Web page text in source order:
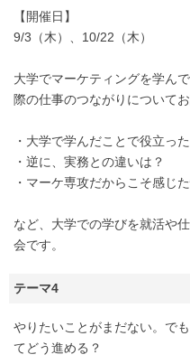
【開催日】
9/3（木）、10/22（木）
大学でマーケティングを学ん
際の仕事のつながりについてお
・大学で学んだことで役立っ
・逆に、実務との違いは？
・マーケ専攻だからこそ感じ
など、大学での学びを就活や
会です。
テーマ4
やりたいことがまだない。で
てどう進める？